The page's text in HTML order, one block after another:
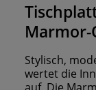
Stylisch,
wertet die